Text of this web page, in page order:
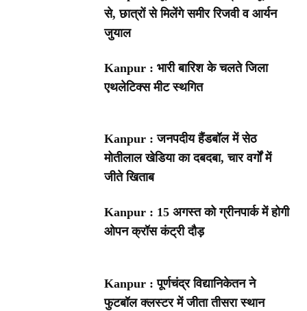
से, छात्रों से मिलेंगे समीर रिजवी व आर्यन
जुयाल
Kanpur : भारी बारिश के चलते जिला
एथलेटिक्स मीट स्थगित
Kanpur : जनपदीय हैंडबॉल में सेठ
मोतीलाल खेडिया का दबदबा, चार वर्गों में
जीते खिताब
Kanpur : 15 अगस्त को ग्रीनपार्क में होगी
ओपन क्रॉस कंट्री दौड़
Kanpur : पूर्णचंद्र विद्यानिकेतन ने
फुटबॉल क्लस्टर में जीता तीसरा स्थान